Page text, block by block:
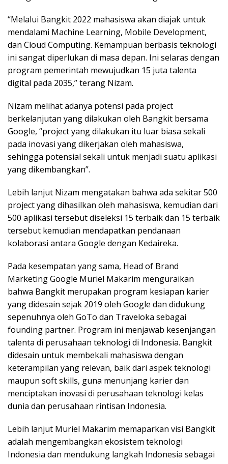
“Melalui Bangkit 2022 mahasiswa akan diajak untuk
mendalami Machine Learning, Mobile Development,
dan Cloud Computing. Kemampuan berbasis teknologi
ini sangat diperlukan di masa depan. Ini selaras dengan
program pemerintah mewujudkan 15 juta talenta
digital pada 2035,” terang Nizam.
Nizam melihat adanya potensi pada project
berkelanjutan yang dilakukan oleh Bangkit bersama
Google, “project yang dilakukan itu luar biasa sekali
pada inovasi yang dikerjakan oleh mahasiswa,
sehingga potensial sekali untuk menjadi suatu aplikasi
yang dikembangkan”.
Lebih lanjut Nizam mengatakan bahwa ada sekitar 500
project yang dihasilkan oleh mahasiswa, kemudian dari
500 aplikasi tersebut diseleksi 15 terbaik dan 15 terbaik
tersebut kemudian mendapatkan pendanaan
kolaborasi antara Google dengan Kedaireka.
Pada kesempatan yang sama, Head of Brand
Marketing Google Muriel Makarim menguraikan
bahwa Bangkit merupakan program kesiapan karier
yang didesain sejak 2019 oleh Google dan didukung
sepenuhnya oleh GoTo dan Traveloka sebagai
founding partner. Program ini menjawab kesenjangan
talenta di perusahaan teknologi di Indonesia. Bangkit
didesain untuk membekali mahasiswa dengan
keterampilan yang relevan, baik dari aspek teknologi
maupun soft skills, guna menunjang karier dan
menciptakan inovasi di perusahaan teknologi kelas
dunia dan perusahaan rintisan Indonesia.
Lebih lanjut Muriel Makarim memaparkan visi Bangkit
adalah mengembangkan ekosistem teknologi
Indonesia dan mendukung langkah Indonesia sebagai